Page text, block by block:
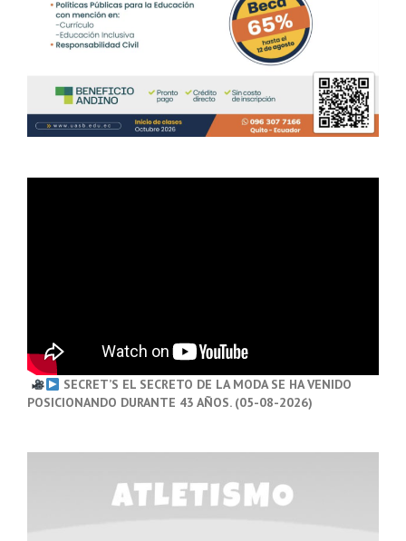
SECRET’S EL SECRETO DE LA MODA SE HA VENIDO
POSICIONANDO DURANTE 43 AÑOS. (05-08-2026)